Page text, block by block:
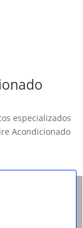
especializados
Acondicionado